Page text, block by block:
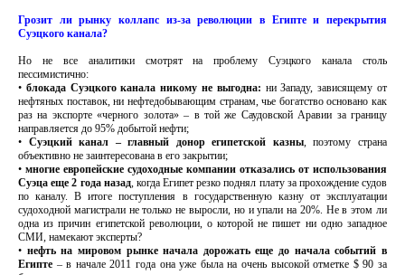
Грозит ли рынку коллапс из-за революции в Египте и перекрытия
Суэцкого канала?
Но не все аналитики смотрят на проблему Суэцкого канала столь
пессимистично:
• блокада Суэцкого канала никому не выгодна: ни Западу, зависящему от
нефтяных поставок, ни нефтедобывающим странам, чье богатство основано как
раз на экспорте «черного золота» – в той же Саудовской Аравии за границу
направляется до 95% добытой нефти;
• Суэцкий канал – главный донор египетской казны, поэтому страна
объективно не заинтересована в его закрытии;
• многие европейские судоходные компании отказались от использования
Суэца еще 2 года назад, когда Египет резко поднял плату за прохождение судов
по каналу. В итоге поступления в государственную казну от эксплуатации
судоходной магистрали не только не выросли, но и упали на 20%. Не в этом ли
одна из причин египетской революции, о которой не пишет ни одно западное
СМИ, намекают эксперты?
• нефть на мировом рынке начала дорожать еще до начала событий в
Египте – в начале 2011 года она уже была на очень высокой отметке $ 90 за